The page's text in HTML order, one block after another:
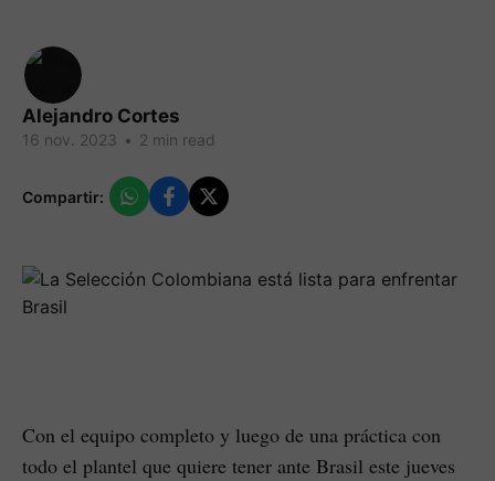
Alejandro Cortes
16 nov. 2023 • 2 min read
Compartir:
Con el equipo completo y luego de una práctica con
todo el plantel que quiere tener ante Brasil este jueves